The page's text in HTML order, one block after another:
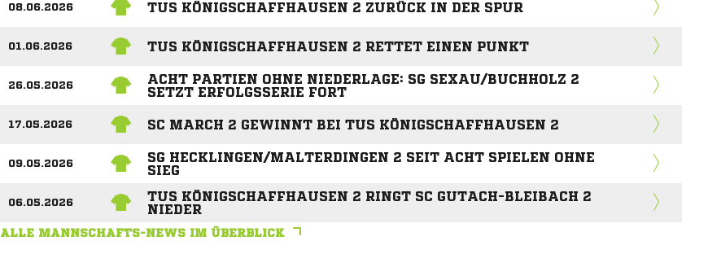
08.06.2026 TUS KÖNIGSCHAFFHAUSEN 2 ZURÜCK IN DER SPUR
01.06.2026 TUS KÖNIGSCHAFFHAUSEN 2 RETTET EINEN PUNKT
26.05.2026
ACHT PARTIEN OHNE NIEDERLAGE: SG SEXAU/BUCHHOLZ 2
SETZT ERFOLGSSERIE FORT
17.05.2026 SC MARCH 2 GEWINNT BEI TUS KÖNIGSCHAFFHAUSEN 2
09.05.2026
SG HECKLINGEN/MALTERDINGEN 2 SEIT ACHT SPIELEN OHNE
SIEG
06.05.2026
TUS KÖNIGSCHAFFHAUSEN 2 RINGT SC GUTACH-BLEIBACH 2
NIEDER
ALLE MANNSCHAFTS-NEWS IM ÜBERBLICK